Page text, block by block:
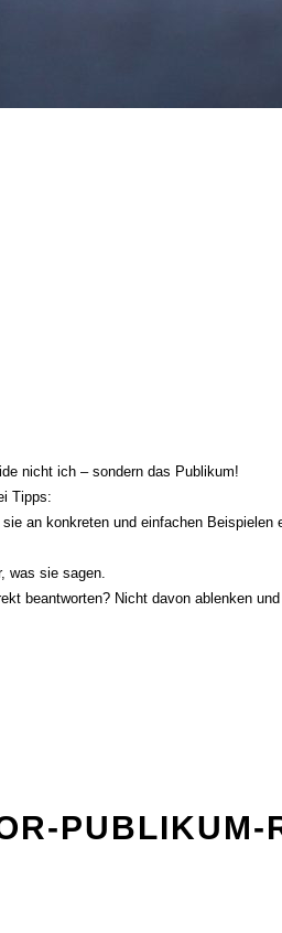
nicht ich – sondern das Publikum!
Tipps:
an konkreten und einfachen Beispielen
was sie sagen.
beantworten? Nicht davon ablenken
PUBLIKUM-